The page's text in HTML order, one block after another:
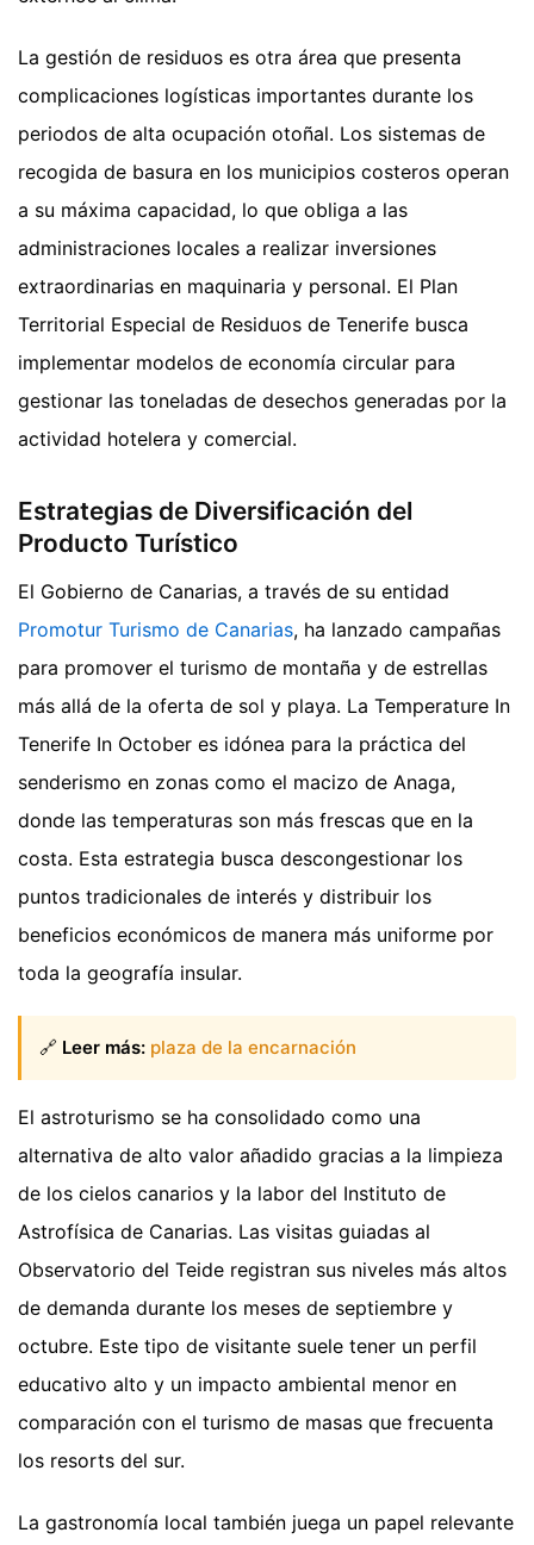
La gestión de residuos es otra área que presenta
complicaciones logísticas importantes durante los
periodos de alta ocupación otoñal. Los sistemas de
recogida de basura en los municipios costeros operan
a su máxima capacidad, lo que obliga a las
administraciones locales a realizar inversiones
extraordinarias en maquinaria y personal. El Plan
Territorial Especial de Residuos de Tenerife busca
implementar modelos de economía circular para
gestionar las toneladas de desechos generadas por la
actividad hotelera y comercial.
Estrategias de Diversificación del
Producto Turístico
El Gobierno de Canarias, a través de su entidad
Promotur Turismo de Canarias, ha lanzado campañas
para promover el turismo de montaña y de estrellas
más allá de la oferta de sol y playa. La Temperature In
Tenerife In October es idónea para la práctica del
senderismo en zonas como el macizo de Anaga,
donde las temperaturas son más frescas que en la
costa. Esta estrategia busca descongestionar los
puntos tradicionales de interés y distribuir los
beneficios económicos de manera más uniforme por
toda la geografía insular.
🔗 Leer más: plaza de la encarnación
El astroturismo se ha consolidado como una
alternativa de alto valor añadido gracias a la limpieza
de los cielos canarios y la labor del Instituto de
Astrofísica de Canarias. Las visitas guiadas al
Observatorio del Teide registran sus niveles más altos
de demanda durante los meses de septiembre y
octubre. Este tipo de visitante suele tener un perfil
educativo alto y un impacto ambiental menor en
comparación con el turismo de masas que frecuenta
los resorts del sur.
La gastronomía local también juega un papel relevante